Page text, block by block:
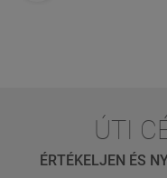
ÚTI
ÉRTÉKELJEN ÉS